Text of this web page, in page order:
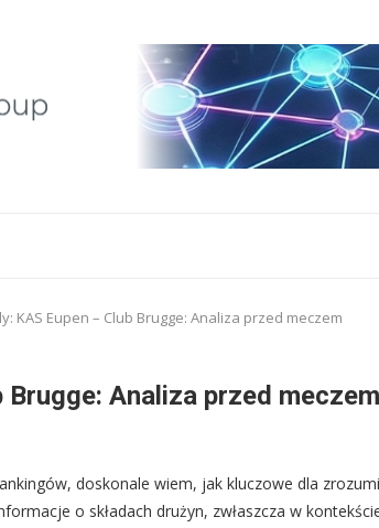
KAS Eupen – Club Brugge: Analiza przed meczem
Brugge: Analiza przed meczem
doskonale wiem, jak kluczowe dla
o składach drużyn, zwłaszcza w